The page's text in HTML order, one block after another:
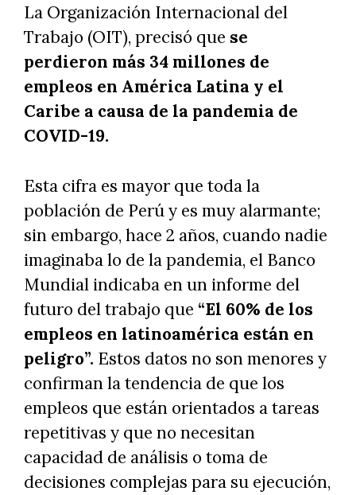
La Organización Internacional del
Trabajo (OIT), precisó que se
perdieron más 34 millones de
empleos en América Latina y el
Caribe a causa de la pandemia de
COVID-19.
Esta cifra es mayor que toda la
población de Perú y es muy alarmante;
sin embargo, hace 2 años, cuando nadie
imaginaba lo de la pandemia, el Banco
Mundial indicaba en un informe del
futuro del trabajo que “El 60% de los
empleos en latinoamérica están en
peligro”. Estos datos no son menores y
confirman la tendencia de que los
empleos que están orientados a tareas
repetitivas y que no necesitan
capacidad de análisis o toma de
decisiones complejas para su ejecución,